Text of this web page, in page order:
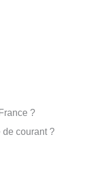
?
courant ?